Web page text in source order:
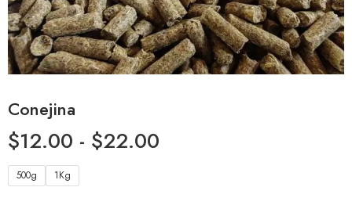
Conejina
$12.00 - $22.00
500g 1Kg